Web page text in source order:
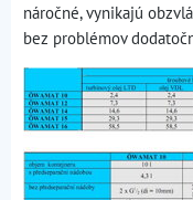
náročné, vynikajú
bez problémov